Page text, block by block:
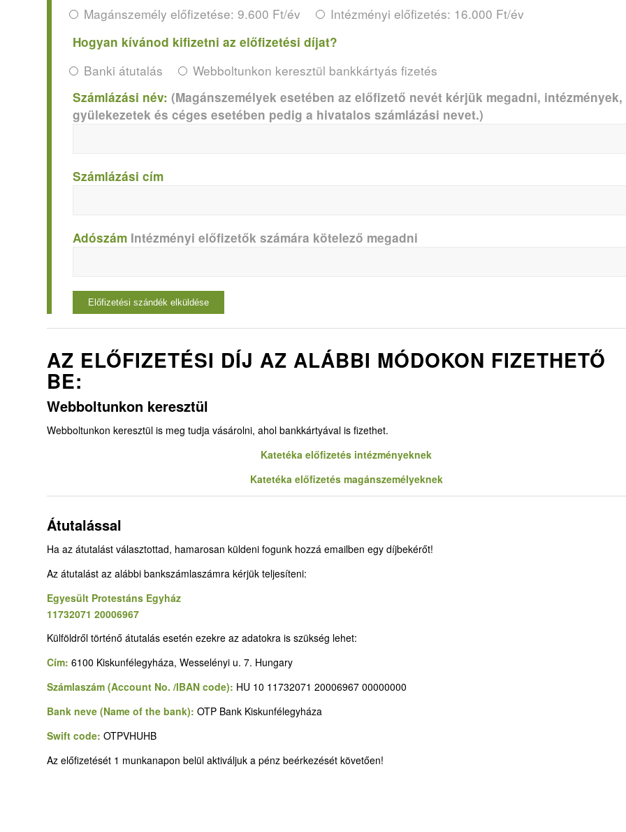
Magánszemély előfizetése: 9.600 Ft/év
Intézményi előfizetés: 16.000 Ft/év
Hogyan kívánod kifizetni az előfizetési díjat?
Banki átutalás Webboltunkon keresztül bankkártyás fizetés
Számlázási név: (Magánszemélyek esetében az előfizető nevét kérjük megadni, intézmények,
gyülekezetek és céges esetében pedig a hivatalos számlázási nevet.)
Számlázási cím
Adószám Intézményi előfizetők számára kötelező megadni
AZ ELŐFIZETÉSI DÍJ AZ ALÁBBI MÓDOKON FIZETHETŐ
BE:
Webboltunkon keresztül
Webboltunkon keresztül is meg tudja vásárolni, ahol bankkártyával is fizethet.
Katetéka előfizetés intézményeknek
Katetéka előfizetés magánszemélyeknek
Átutalással
Ha az átutalást választottad, hamarosan küldeni fogunk hozzá emailben egy díjbekérőt!
Az átutalást az alábbi bankszámlaszámra kérjük teljesíteni:
Egyesült Protestáns Egyház
11732071 20006967
Külföldről történő átutalás esetén ezekre az adatokra is szükség lehet:
Cím: 6100 Kiskunfélegyháza, Wesselényi u. 7. Hungary
Számlaszám (Account No. /IBAN code): HU 10 11732071 20006967 00000000
Bank neve (Name of the bank): OTP Bank Kiskunfélegyháza
Swift code: OTPVHUHB
Az előfizetését 1 munkanapon belül aktiváljuk a pénz beérkezését követően!